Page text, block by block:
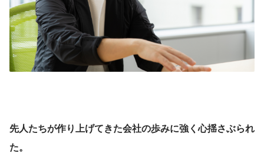
先人たちが作り上げてきた会社の歩みに強く心揺さぶられ
た。